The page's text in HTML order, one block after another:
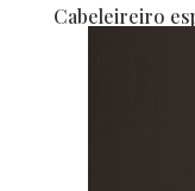
Cabeleireiro